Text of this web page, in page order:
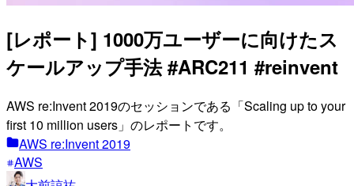
[レポート] 1000万ユーザーに向けたス
ケールアップ手法 #ARC211 #reinvent
AWS re:Invent 2019のセッションである「Scaling up to your
first 10 million users」のレポートです。
AWS re:Invent 2019
AWS